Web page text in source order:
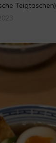
Teigtaschen)